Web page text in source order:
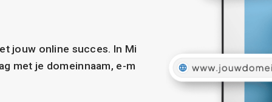
jouw online succes. In Mi
met je domeinnaam, e-m